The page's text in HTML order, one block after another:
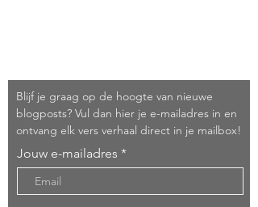
Blijf je graag op de hoogte van nieuwe
blogposts? Vul dan hier je e-mailadres in en
ontvang elk vers verhaal direct in je mailbox!
Jouw e-mailadres